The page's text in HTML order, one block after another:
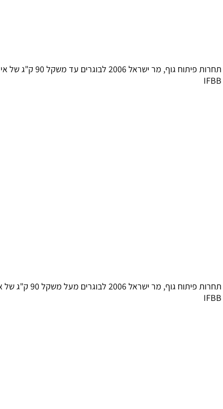
תחרות פיתוח גוף, מר ישראל 2006 לבוגרים עד משקל 90 ק"ג של איגוד
תחרות פיתוח גוף, מר ישראל 2006 לבוגרים מעל משקל 90 ק"ג של איגוד